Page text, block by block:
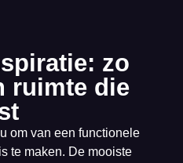
zo
ruimte die
om van een functionele
te maken. De mooiste